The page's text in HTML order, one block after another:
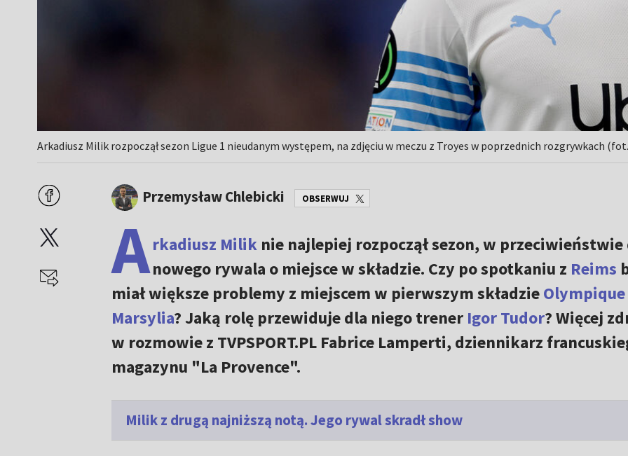
Arkadiusz Milik rozpoczął sezon Ligue 1 nieudanym występem, na zdjęciu w meczu z Troyes w poprzednich rozgrywkach
Przemysław Chlebicki OBSERWUJ
Arkadiusz Miliknie najlepiej rozpoczął sezon, w przeciwieństwie
nowego rywala o miejsce w składzie. Czy po spotkaniu z Reims
miał większe problemy z miejscem w pierwszym składzieOlympique
Marsylia? Jaką rolę przewiduje dla niego trener Igor Tudor? Więcej
w rozmowie z TVPSPORT.PL Fabrice Lamperti, dziennikarz
magazynu "La Provence".
Milik z drugą najniższą notą. Jego rywal skradł show